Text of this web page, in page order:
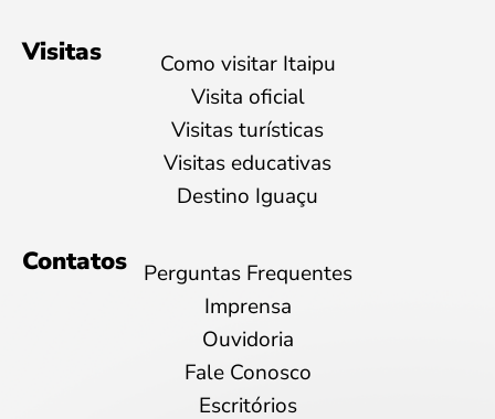
Visitas
Como visitar Itaipu
Visita oficial
Visitas turísticas
Visitas educativas
Destino Iguaçu
Contatos
Perguntas Frequentes
Imprensa
Ouvidoria
Fale Conosco
Escritórios